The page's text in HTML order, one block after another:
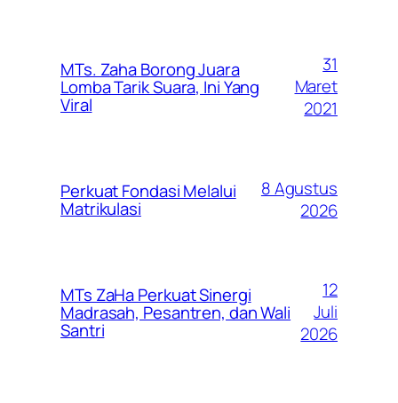
MTs. Zaha Borong Juara
Lomba Tarik Suara, Ini Yang
Viral
31
Maret
2021
Perkuat Fondasi Melalui
Matrikulasi
8 Agustus
2026
MTs ZaHa Perkuat Sinergi
Madrasah, Pesantren, dan Wali
Santri
12
Juli
2026